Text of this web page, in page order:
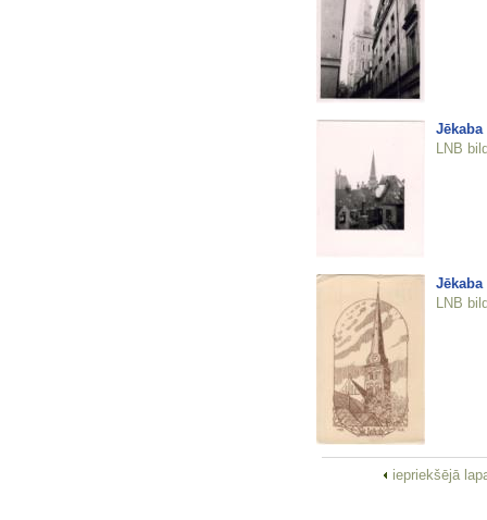
Jēkaba
LNB
Jēkaba
LNB
iepriekšējā